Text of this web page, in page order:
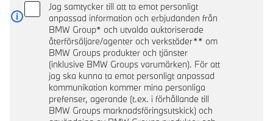
Jag samtycker till att ta emot personligt
anpassad information och erbjudanden från
BMW Group* och utvalda auktoriserade
återförsäljare/agenter och verkstäder** om
BMW Groups produkter och tjänster
(inklusive BMW Groups varumärken). För att
jag ska kunna ta emot personligt anpassad
kommunikation kommer mina personliga
prefenser, agerande (t.ex. i förhållande till
BMW Groups marknadsföringsutskick) och
Läs mer